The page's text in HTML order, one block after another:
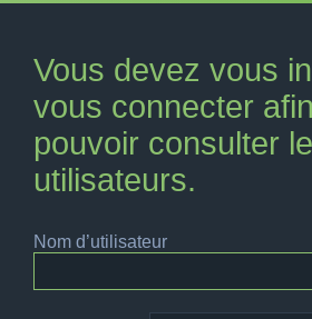
Vous devez vous
vous connecter
pouvoir consulter
utilisateurs.
Nom d’utilisateur